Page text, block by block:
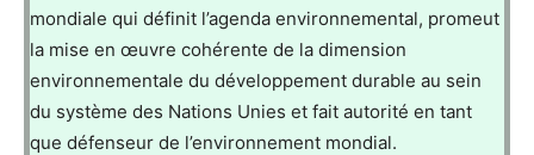
mondiale qui définit l’agenda environnemental, promeut
la mise en œuvre cohérente de la dimension
environnementale du développement durable au sein
du système des Nations Unies et fait autorité en tant
que défenseur de l’environnement mondial.